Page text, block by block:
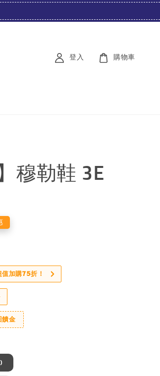
登入 購物車
穆勒鞋 3E
加購75折！
饋金